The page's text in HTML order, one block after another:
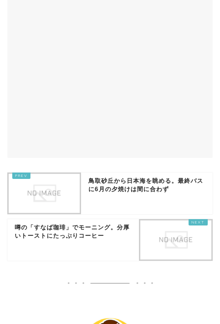
鳥取砂丘から日本海を眺める。最終バス
に6月の夕焼けは間に合わず
噂の「すなば珈琲」でモーニング。分厚
いトーストにたっぷりコーヒー